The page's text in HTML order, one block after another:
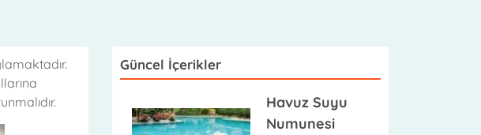
Güncel İçerikler
Havuz Suyu
Numunesi